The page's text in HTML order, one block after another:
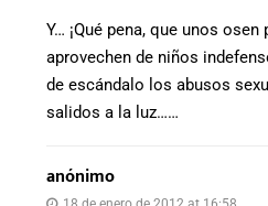
Y… ¡Qué pena, que unos
aprovechen de niños
de escándalo los abusos
salidos a la luz……
anónimo